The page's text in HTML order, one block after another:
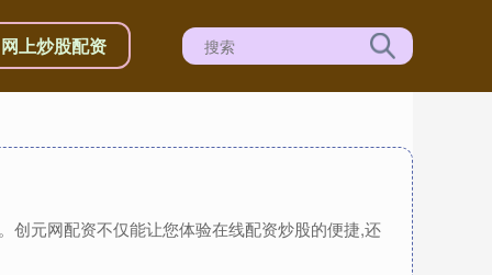
网上炒股配资
创元网配资不仅能让您体验在线配资炒股的便捷,还